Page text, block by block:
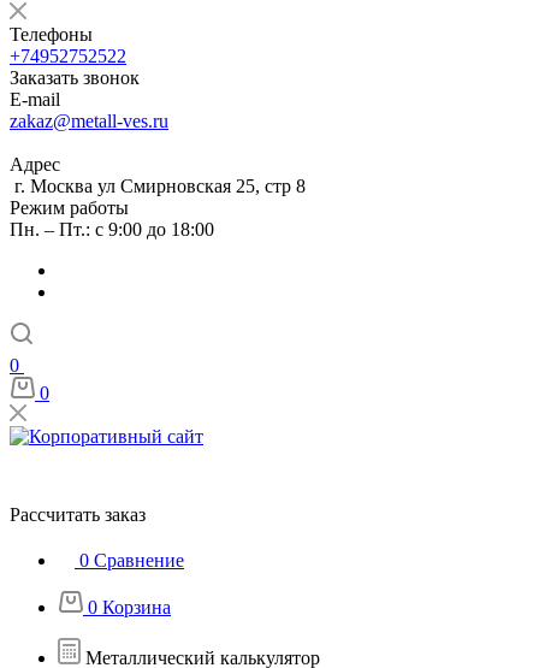
Телефоны
+74952752522
Заказать звонок
E-mail
zakaz@metall-ves.ru
Адрес
г. Москва ул Смирновская 25, стр 8
Режим работы
Пн. – Пт.: с 9:00 до 18:00
0
0
Рассчитать заказ
0 Сравнение
0 Корзина
Металлический калькулятор